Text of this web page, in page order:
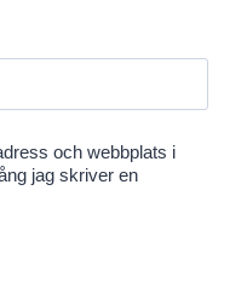
och webbplats i
jag skriver en